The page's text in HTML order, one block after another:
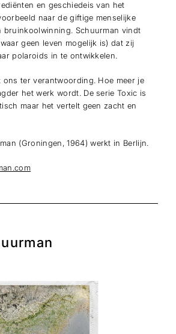
en geschiedeis van het
naar de giftige menselijke
bruinkoolwinning. Schuurman vindt
geen leven mogelijk is) dat zij
polaroids in te ontwikkelen.
ons ter verantwoording. Hoe meer je
het werk wordt. De serie Toxic is
maar het vertelt geen zacht en
(Groningen, 1964) werkt in Berlijn.